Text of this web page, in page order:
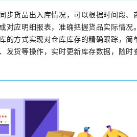
步货品出入库情况，可以根据时间段、
对应明细报表，准确把握货品实际情况。
的方式实现对仓库库存的精确跟踪，简
发货等操作，实时更新库存数据，随时